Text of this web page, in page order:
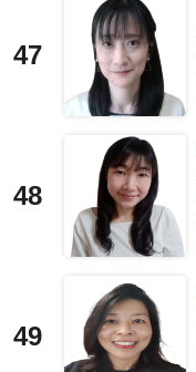
47
48
49